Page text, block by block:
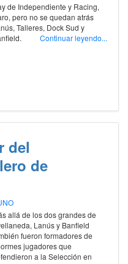
de Independiente y Racing,
pero no se quedan atrás
Talleres, Dock Sud y
Continuar leyendo...
del
de
allá de los dos grandes de
Lanús y Banfield
fueron formadores de
jugadores que
a la Selección en